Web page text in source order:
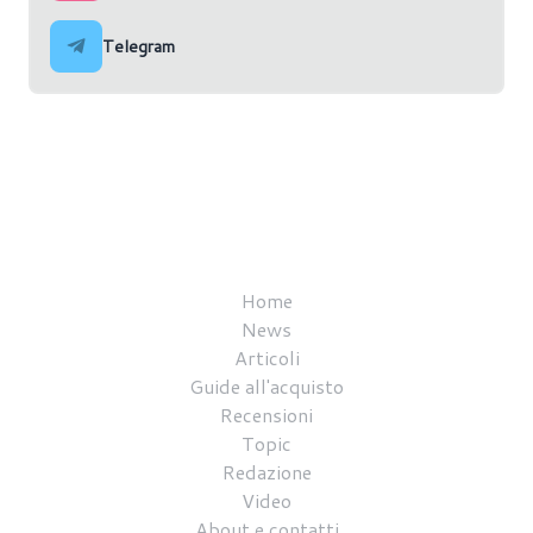
Telegram
Home
News
Articoli
Guide all'acquisto
Recensioni
Topic
Redazione
Video